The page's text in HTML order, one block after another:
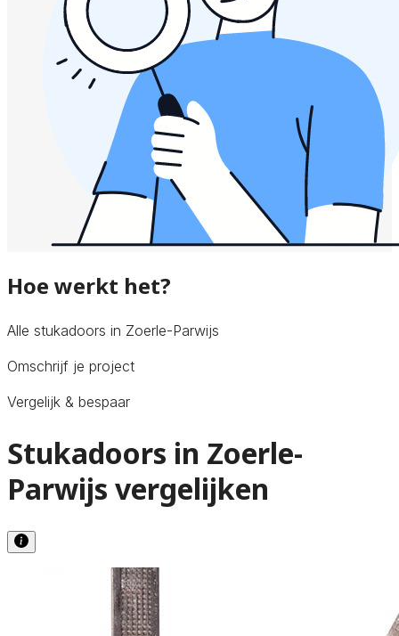
Hoe werkt het?
Alle stukadoors in Zoerle-Parwijs
Omschrijf je project
Vergelijk & bespaar
Stukadoors in Zoerle-
Parwijs vergelijken